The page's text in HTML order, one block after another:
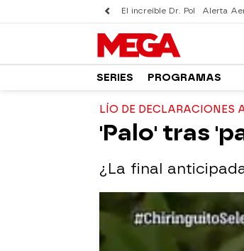
El increíble Dr. Pol Alerta
SERIES PROGRAMAS
LÍO DE DECLARACIONES
'Palo' tras
¿La final